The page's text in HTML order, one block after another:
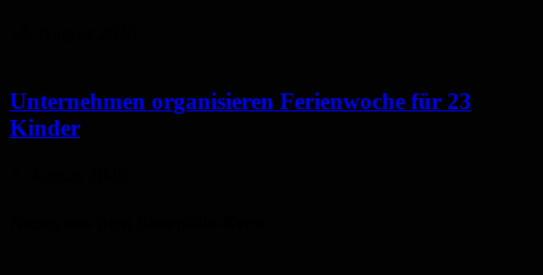
Unternehmen organisieren Ferienwoche für 23
Kinder